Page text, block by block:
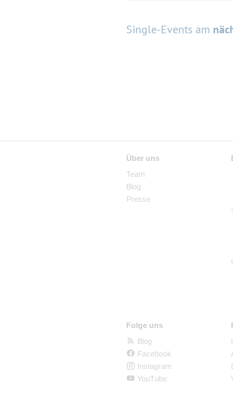
Single-Events am
Über uns
Team
Blog
Presse
Folge uns
Blog
Facebook
Instagram
YouTube